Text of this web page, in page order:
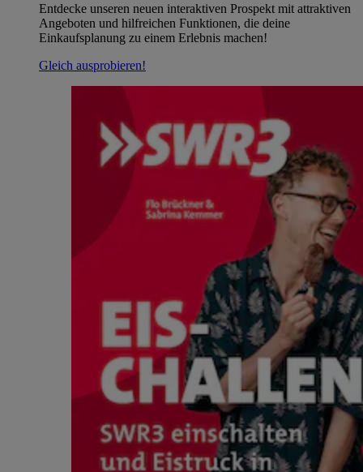
Entdecke unseren neuen interaktiven Prospekt mit attraktiven
Angeboten und hilfreichen Funktionen, die deine
Einkaufsplanung zu einem Erlebnis machen!
Gleich ausprobieren!